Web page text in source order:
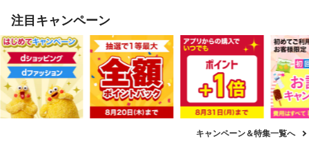
注目キャンペーン
キャンペーン＆特集一覧へ